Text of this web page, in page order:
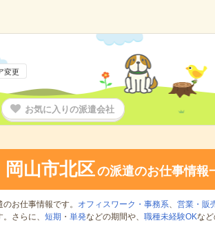
変更
お気に入りの派遣会社
岡山市北区の派遣のお仕事情報
お仕事情報です。 オフィスワーク・事務系、 営業・販
さらに、 短期 ・ 単発などの期間や、 職種未経験OKなど